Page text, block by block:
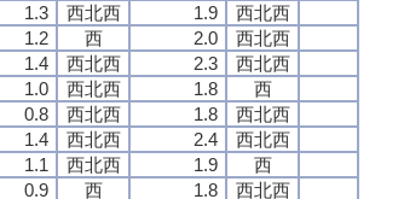
1.3 西北西 1.9
西北西
1.2 西 2.0
西北西
1.4 西北西 2.3
西北西
1.0 西北西 1.8
西
0.8 西北西 1.8
西北西
1.4 西北西 2.4
西北西
1.1 西北西 1.9
西
0.9 西 1.8
西北西